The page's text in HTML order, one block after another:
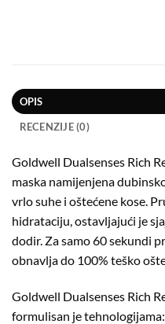
OPIS
RECENZIJE (0)
Goldwell Dualsenses Rich
maska namijenjena
vrlo suhe i oštećene kose.
hidrataciju, ostavljajući je
dodir. Za samo 60 sekundi
obnavlja do 100% teško
Goldwell Dualsenses Rich
formulisan je tehnologijama: